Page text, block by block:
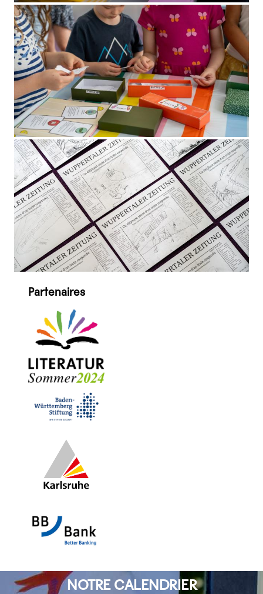
Partenaires
NOTRE CALENDRIER